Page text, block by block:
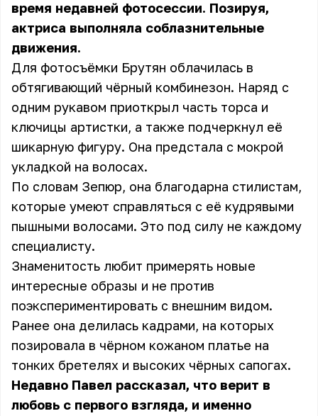
время недавней фотосессии. Позируя,
актриса выполняла соблазнительные
движения.
Для фотосъёмки Брутян облачилась в
обтягивающий чёрный комбинезон. Наряд с
одним рукавом приоткрыл часть торса и
ключицы артистки, а также подчеркнул её
шикарную фигуру. Она предстала с мокрой
укладкой на волосах.
По словам Зепюр, она благодарна стилистам,
которые умеют справляться с её кудрявыми
пышными волосами. Это под силу не каждому
специалисту.
Знаменитость любит примерять новые
интересные образы и не против
поэкспериментировать с внешним видом.
Ранее она делилась кадрами, на которых
позировала в чёрном кожаном платье на
тонких бретелях и высоких чёрных сапогах.
Недавно Павел рассказал, что верит в
любовь с первого взгляда, и именно